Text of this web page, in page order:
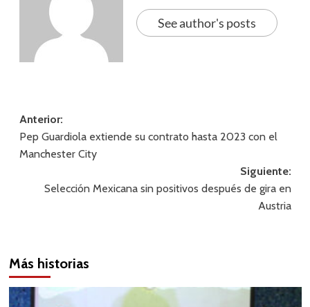
See author's posts
Navegación
de
entradas
Anterior:
Pep Guardiola extiende su contrato hasta 2023 con el
Manchester City
Siguiente:
Selección Mexicana sin positivos después de gira en
Austria
Más historias